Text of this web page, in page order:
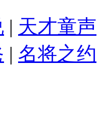
| 天才童声
| 名将之约